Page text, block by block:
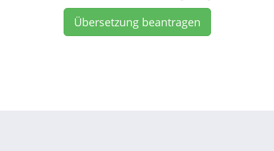
Übersetzung beantragen